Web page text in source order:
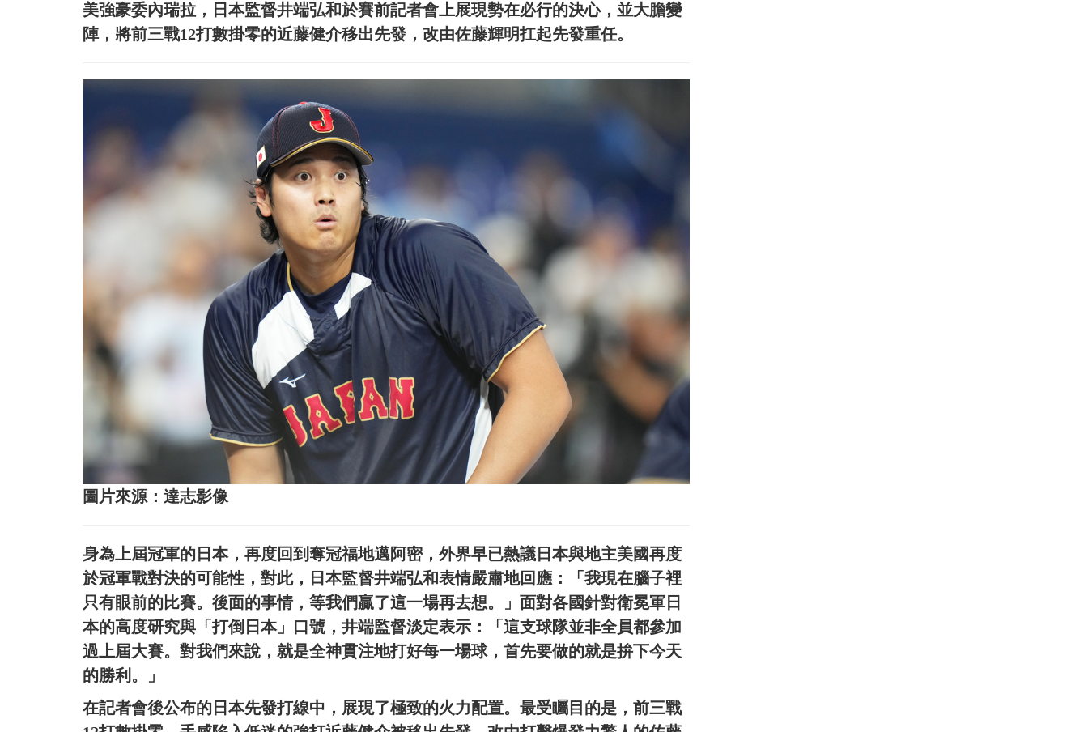
美強豪委內瑞拉，日本監督井端弘和於賽前記者會上展現勢在必行的決心，並大膽變
陣，將前三戰12打數掛零的近藤健介移出先發，改由佐藤輝明扛起先發重任。
圖片來源：達志影像
身為上屆冠軍的日本，再度回到奪冠福地邁阿密，外界早已熱議日本與地主美國再度
於冠軍戰對決的可能性，對此，日本監督井端弘和表情嚴肅地回應：「我現在腦子裡
只有眼前的比賽。後面的事情，等我們贏了這一場再去想。」面對各國針對衛冕軍日
本的高度研究與「打倒日本」口號，井端監督淡定表示：「這支球隊並非全員都參加
過上屆大賽。對我們來說，就是全神貫注地打好每一場球，首先要做的就是拚下今天
的勝利。」
在記者會後公布的日本先發打線中，展現了極致的火力配置。最受矚目的是，前三戰